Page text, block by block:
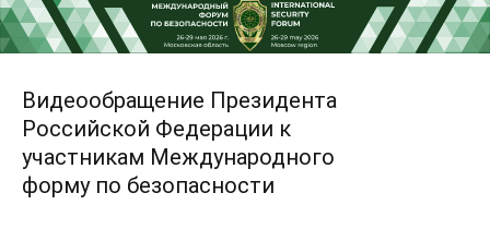
Видеообращение Президента
Российской Федерации к
участникам Международного
форму по безопасности